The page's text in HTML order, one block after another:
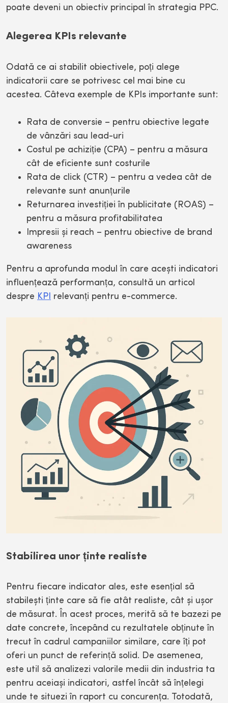
poate deveni un obiectiv principal în strategia PPC.
Alegerea KPIs relevante
Odată ce ai stabilit obiectivele, poți alege
indicatorii care se potrivesc cel mai bine cu
acestea. Câteva exemple de KPIs importante sunt:
Rata de conversie – pentru obiective legate
de vânzări sau lead-uri
Costul pe achiziție (CPA) – pentru a măsura
cât de eficiente sunt costurile
Rata de click (CTR) – pentru a vedea cât de
relevante sunt anunțurile
Returnarea investiției în publicitate (ROAS) –
pentru a măsura profitabilitatea
Impresii și reach – pentru obiective de brand
awareness
Pentru a aprofunda modul în care acești indicatori
influențează performanța, consultă un articol
despre KPI relevanți pentru e-commerce.
Stabilirea unor ținte realiste
Pentru fiecare indicator ales, este esențial să
stabilești ținte care să fie atât realiste, cât și ușor
de măsurat. În acest proces, merită să te bazezi pe
date concrete, începând cu rezultatele obținute în
trecut în cadrul campaniilor similare, care îți pot
oferi un punct de referință solid. De asemenea,
este util să analizezi valorile medii din industria ta
pentru aceiași indicatori, astfel încât să înțelegi
unde te situezi în raport cu concurența. Totodată,